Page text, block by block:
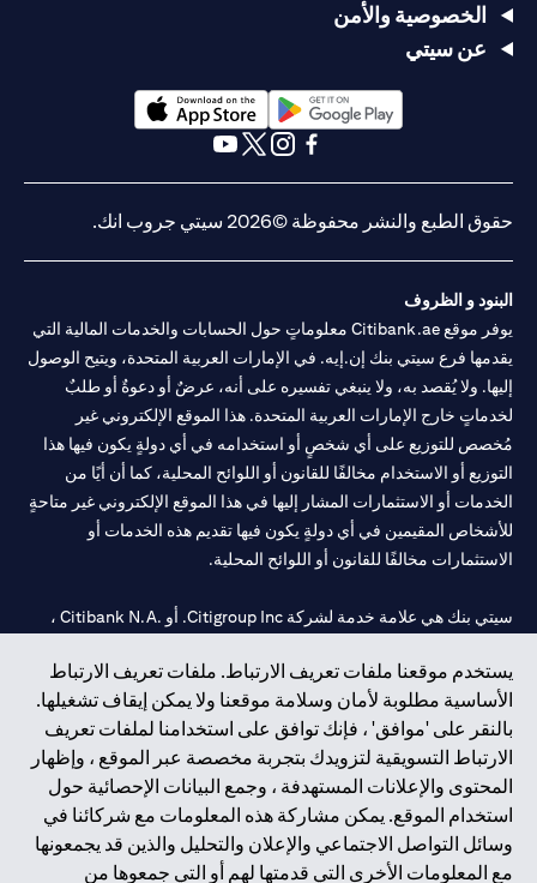
يستخدم موقعنا ملفات تعريف الارتباط. ملفات تعريف الارتباط
الأساسية مطلوبة لأمان وسلامة موقعنا ولا يمكن إيقاف تشغيلها.
بالنقر على 'موافق' ، فإنك توافق على استخدامنا لملفات تعريف
الارتباط التسويقية لتزويدك بتجربة مخصصة عبر الموقع ، وإظهار
المحتوى والإعلانات المستهدفة ، وجمع البيانات الإحصائية حول
استخدام الموقع. يمكن مشاركة هذه المعلومات مع شركائنا في
وسائل التواصل الاجتماعي والإعلان والتحليل والذين قد يجمعونها
مع المعلومات الأخرى التي قدمتها لهم أو التي جمعوها من
الخصوصية والأمن
عن سيتي
opens in a new tab
opens in a new tab
حقوق الطبع والنشر محفوظة ©2026 سيتي جروب انك.
البنود و الظروف
يوفر موقع Citibank.ae معلوماتٍ حول الحسابات والخدمات المالية التي
يقدمها فرع سيتي بنك إن.إيه. في الإمارات العربية المتحدة، ويتيح الوصول
إليها. ولا يُقصد به، ولا ينبغي تفسيره على أنه، عرضٌ أو دعوةٌ أو طلبٌ
لخدماتٍ خارج الإمارات العربية المتحدة. هذا الموقع الإلكتروني غير
مُخصص للتوزيع على أي شخصٍ أو استخدامه في أي دولةٍ يكون فيها هذا
التوزيع أو الاستخدام مخالفًا للقانون أو اللوائح المحلية، كما أن أيًا من
الخدمات أو الاستثمارات المشار إليها في هذا الموقع الإلكتروني غير متاحةٍ
للأشخاص المقيمين في أي دولةٍ يكون فيها تقديم هذه الخدمات أو
الاستثمارات مخالفًا للقانون أو اللوائح المحلية.
سيتي بنك هي علامة خدمة لشركة Citigroup Inc. أو .Citibank N.A ،
سيتي بنك إن. إيه. الإمارات مسجل لدى مصرف الإمارات المركزي تحت
أرقام التراخيص 202563 لفرع الوصل في دبي، 531989 لفرع مول
الإمارات في دبي، و CN-1002019 لفرع أبوظبي. هاتف: 4000 311 04.
فرع سيتي بنك إن إيه - الإمارات العربية المتحدة مرخص من مصرف
الإمارات العربية المتحدة المركزي كفرع لبنك أجنبي.
سيتي بنك إن إيه الإمارات العربية المتحدة مرخص من هيئة الأوراق المالية
والسلع في الإمارات العربية المتحدة ("SCA") للقيام بالنشاط المالي لـ أ)